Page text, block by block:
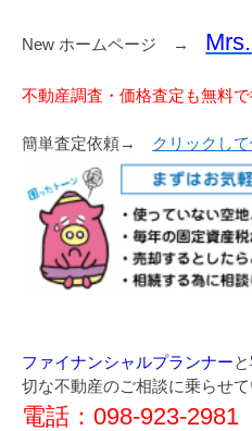
New ホームページ →
不動産調査・価格査定も無料で
簡単査定依頼→ クリックし
ファイナンシャルプランナーと
切な不動産のご相談に乗らせて
電話：098-923-2981